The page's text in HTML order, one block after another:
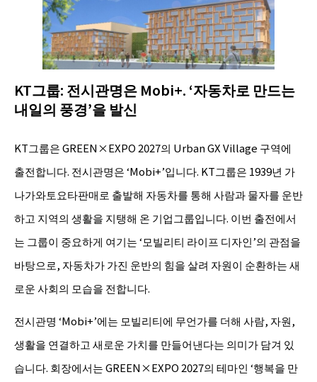
KT그룹: 전시관명은 Mobi+. ‘자동차로 만드는
내일의 풍경’을 발신
KT그룹은 GREEN×EXPO 2027의 Urban GX Village 구역에
출전합니다. 전시관명은 ‘Mobi+’입니다. KT그룹은 1939년 가
나가와토요타판매로 출발해 자동차를 통해 사람과 물자를 운반
하고 지역의 생활을 지탱해 온 기업그룹입니다. 이번 출전에서
는 그룹이 중요하게 여기는 ‘모빌리티 라이프 디자인’의 관점을
바탕으로, 자동차가 가진 운반의 힘을 살려 자원이 순환하는 새
로운 사회의 모습을 전합니다.
전시관명 ‘Mobi+’에는 모빌리티에 무언가를 더해 사람, 자원,
생활을 연결하고 새로운 가치를 만들어낸다는 의미가 담겨 있
습니다. 회장에서는 GREEN×EXPO 2027의 테마인 ‘행복을 만